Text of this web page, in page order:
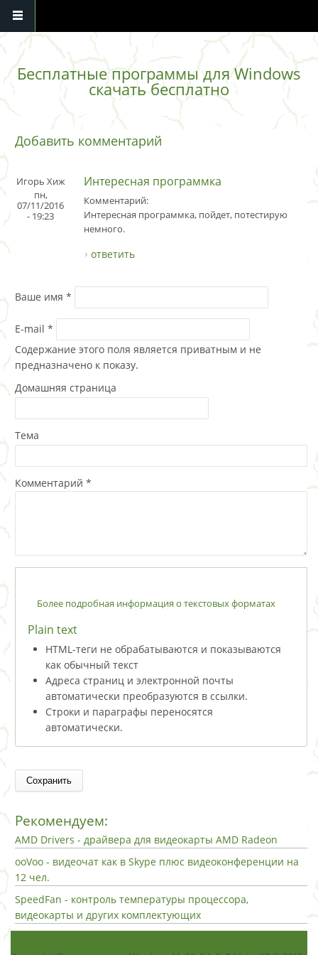
Перейти к основному содержанию
Бесплатные программы для Windows
скачать бесплатно
Добавить комментарий
Игорь Хиж
пн,
07/11/2016
- 19:23
Интересная программка
Комментарий:
Интересная программка, пойдет, потестирую
немного.
ответить
Ваше имя *
E-mail *
Содержание этого поля является приватным и не
предназначено к показу.
Домашняя страница
Тема
Комментарий *
Более подробная информация о текстовых форматах
Plain text
HTML-теги не обрабатываются и показываются
как обычный текст
Адреса страниц и электронной почты
автоматически преобразуются в ссылки.
Строки и параграфы переносятся
автоматически.
Рекомендуем:
AMD Drivers - драйвера для видеокарты AMD Radeon
ooVoo - видеочат как в Skype плюс видеоконференции на
12 чел.
SpeedFan - контроль температуры процессора,
видеокарты и других комплектующих